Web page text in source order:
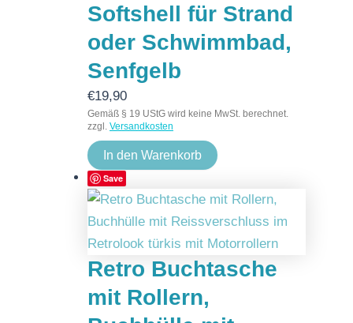
Softshell für Strand
oder Schwimmbad,
Senfgelb
€19,90
Gemäß § 19 UStG wird keine MwSt. berechnet.
zzgl. Versandkosten
In den Warenkorb
Save
Retro Buchtasche
mit Rollern,